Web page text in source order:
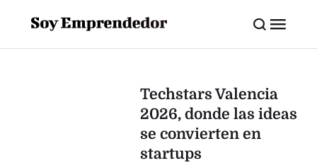
Techstars Valencia
2026, donde las ideas
se convierten en
startups